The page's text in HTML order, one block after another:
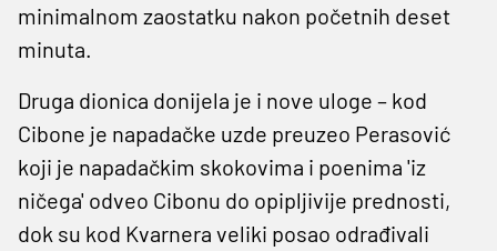
minimalnom zaostatku nakon početnih deset
minuta.
Druga dionica donijela je i nove uloge – kod
Cibone je napadačke uzde preuzeo Perasović
koji je napadačkim skokovima i poenima 'iz
ničega' odveo Cibonu do opipljivije prednosti,
dok su kod Kvarnera veliki posao odrađivali